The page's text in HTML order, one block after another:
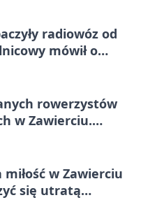
radiowóz od
mówił o
rowerzystów
w Zawierciu.
w Zawierciu
się utratą